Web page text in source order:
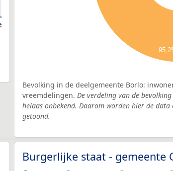
Bevolking in de deelgemeente Borlo:
vreemdelingen. De verdeling van de
helaas onbekend. Daarom worden hier de
getoond.
Burgerlijke staat - gemeente